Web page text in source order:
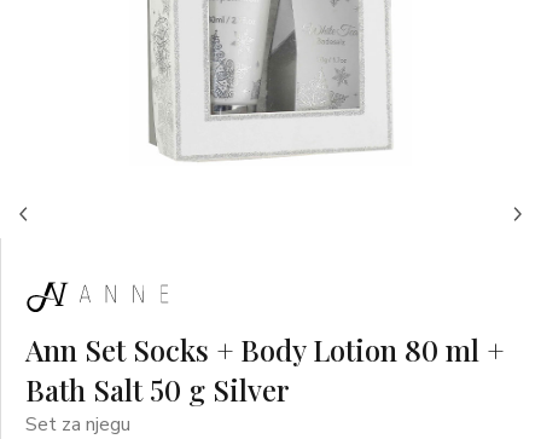
Ann Set Socks + Body Lotion 80 ml +
Bath Salt 50 g Silver
Set za njegu